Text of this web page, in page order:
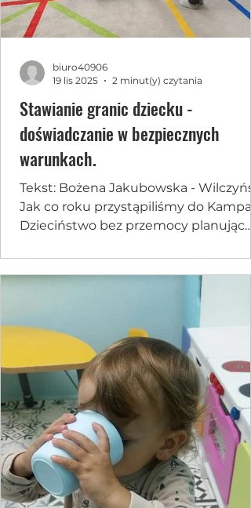
Stawianie granic dziecku -
doświadczanie w bezpiecznych
warunkach.
Tekst: Bożena Jakubowska -
Jak co roku przystąpiliśmy do
Dzieciństwo bez przemocy planując
zabawy edukacyjne dla dzieci aby
zwiększyć wiedzę i umiejętności
chroniące dzieci przed przemocą.
Odbyły się zaplanowane spotkania ze
specjalistą - pedagogiem z
przygotowaniem korekcyjno -
kompensacyjnym, doświadczeniem
pracy interwencyjnej. Skorzystali z
spotkań rodzice placówek oraz
przebywający w domu z dzieć
biuro40906
19 lis 2025
2 minut(y) czytania